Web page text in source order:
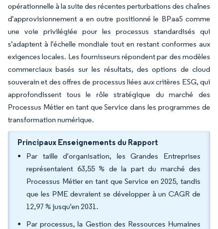
opérationnelle à la suite des récentes perturbations des chaînes
d'approvisionnement a en outre positionné le BPaaS comme
une voie privilégiée pour les processus standardisés qui
s'adaptent à l'échelle mondiale tout en restant conformes aux
exigences locales. Les fournisseurs répondent par des modèles
commerciaux basés sur les résultats, des options de cloud
souverain et des offres de processus liées aux critères ESG, qui
approfondissent tous le rôle stratégique du marché des
Processus Métier en tant que Service dans les programmes de
transformation numérique.
Principaux Enseignements du Rapport
Par taille d'organisation, les Grandes Entreprises
représentaient 63,55 % de la part du marché des
Processus Métier en tant que Service en 2025, tandis
que les PME devraient se développer à un CAGR de
12,97 % jusqu'en 2031.
Par processus, la Gestion des Ressources Humaines